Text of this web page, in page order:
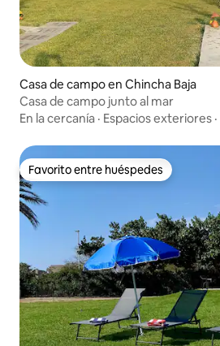
Casa de campo en Chincha Baja
Casa de campo junto al mar
En la cercanía · Espacios exteriores ·
Favorito entre huéspedes
Favorito entre huéspedes